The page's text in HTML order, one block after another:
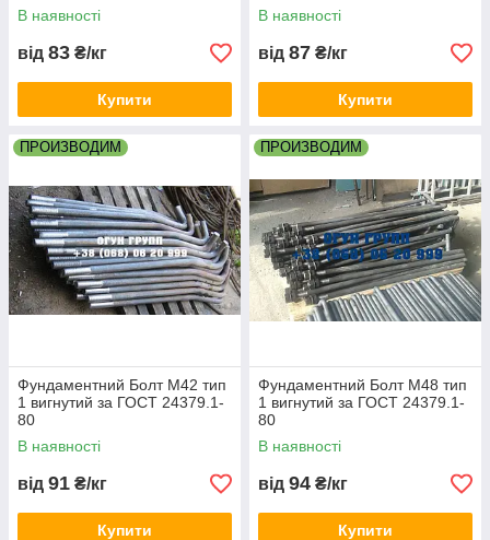
В наявності
від 83 ₴/кг
Купити
В наявності
від 87 ₴/кг
Купити
ПРОИЗВОДИМ
Фундаментний Болт М42 тип
1 вигнутий за ГОСТ 24379.1-
80
В наявності
від 91 ₴/кг
Купити
ПРОИЗВОДИМ
Фундаментний Болт М48 тип
1 вигнутий за ГОСТ 24379.1-
80
В наявності
від 94 ₴/кг
Купити